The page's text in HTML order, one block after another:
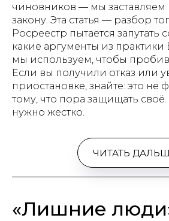
чиновников — мы заставляем
закону. Эта статья — разбор
Росреестр пытается запутать
какие аргументы из
мы используем, чтобы
Если вы получили отказ или
приостановке, знайте: это не
тому, что пора защищать своё.
нужно жестко.
ЧИТАТЬ
«Лишние